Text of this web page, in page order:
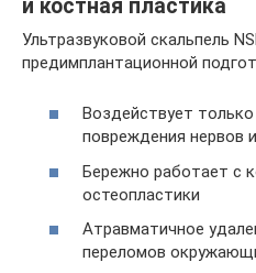
и костная пластика
Ультразвуковой скальпель
предимплантационной
Воздействует
повреждения нервов
Бережно работает с
остеопластики
Атравматичное
переломов